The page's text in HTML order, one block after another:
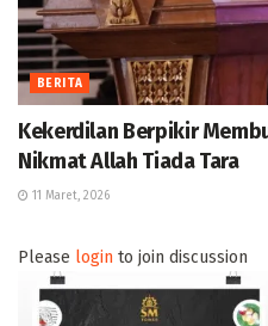
BERITA
Kekerdilan Berpikir
Nikmat Allah Tiada Tara
11 Maret, 2026
Please login to join discussion